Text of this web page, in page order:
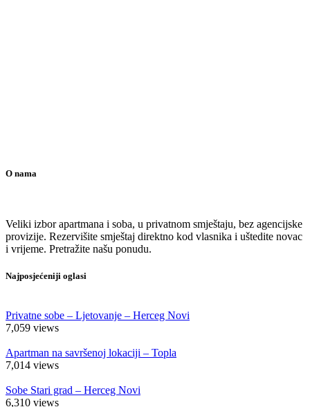
O nama
Veliki izbor apartmana i soba, u privatnom smještaju, bez agencijske
provizije. Rezervišite smještaj direktno kod vlasnika i uštedite novac
i vrijeme. Pretražite našu ponudu.
Najposjećeniji oglasi
Privatne sobe – Ljetovanje – Herceg Novi
7,059 views
Apartman na savršenoj lokaciji – Topla
7,014 views
Sobe Stari grad – Herceg Novi
6,310 views